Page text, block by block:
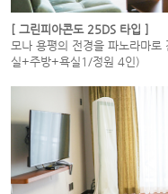
[ 그린피아콘도 25DS 타입 ]
모나 용평의 전경을 파노라마
실+주방+욕실1/정원 4인)